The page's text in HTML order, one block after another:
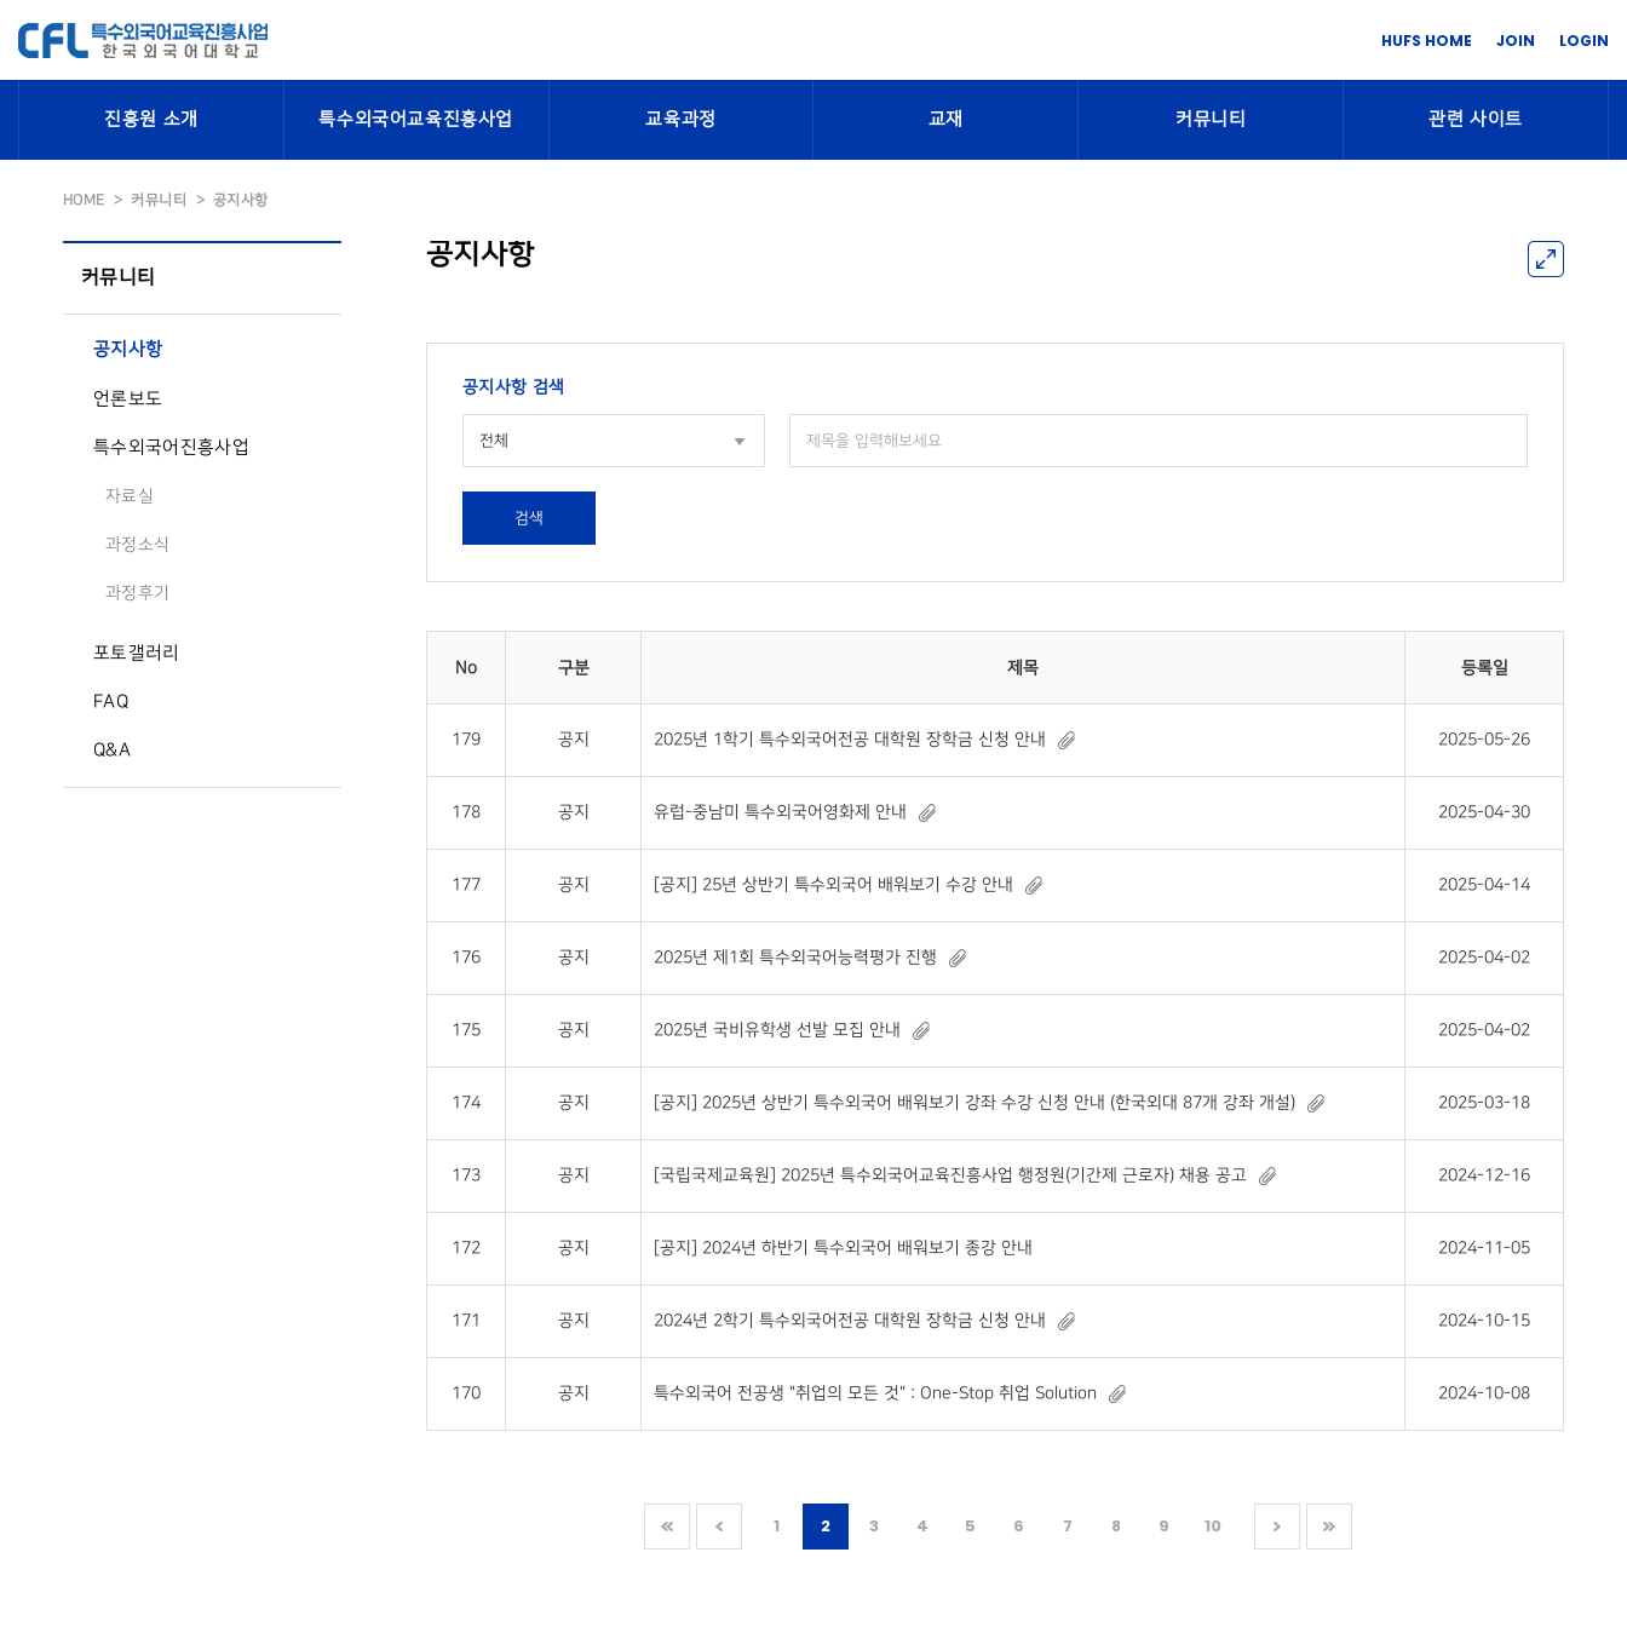
HUFS HOME JOIN LOGIN
진흥원 소개 특수외국어교육진흥사업 교육과정 교재 커뮤니티 관련 사이트
HOME 커뮤니티 공지사항
커뮤니티
공지사항
언론보도
특수외국어진흥사업
자료실
과정소식
과정후기
포토갤러리
FAQ
Q&A
공지사항
공지사항 검색
전체
검색
No 구분 제목 등록일
179 공지 2025년 1학기 특수외국어전공 대학원 장학금 신청 안내 2025-05-26
178 공지 유럽-중남미 특수외국어영화제 안내 2025-04-30
177 공지 [공지] 25년 상반기 특수외국어 배워보기 수강 안내 2025-04-14
176 공지 2025년 제1회 특수외국어능력평가 진행 2025-04-02
175 공지 2025년 국비유학생 선발 모집 안내 2025-04-02
174 공지 [공지] 2025년 상반기 특수외국어 배워보기 강좌 수강 신청 안내 (한국외대 87개 강좌 개설) 2025-03-18
173 공지 [국립국제교육원] 2025년 특수외국어교육진흥사업 행정원(기간제 근로자) 채용 공고 2024-12-16
172 공지 [공지] 2024년 하반기 특수외국어 배워보기 종강 안내 2024-11-05
171 공지 2024년 2학기 특수외국어전공 대학원 장학금 신청 안내 2024-10-15
170 공지 특수외국어 전공생 "취업의 모든 것" : One-Stop 취업 Solution 2024-10-08
1 2 3 4 5 6 7 8 9 10